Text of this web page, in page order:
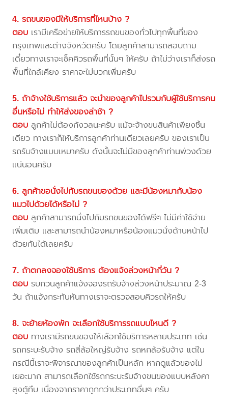
4. รถขนของมีให้บริการที่ไหนบ้าง ?
ตอบ เรามีเครือข่ายให้บริการรถขนของทั่วไปทุกพื้นที่ของ
กรุงเทพและต่างจังหวัดครับ โดยลูกค้าสามารถสอบถาม
เดี๋ยวทางเราจะเช็คคิวรถพื้นที่นั้นๆ ให้ครับ ถ้าไม่ว่างเราก็ส่งรถ
พื้นที่ใกล้เคียง ราคาจะไม่บวกเพิ่มครับ
5. ถ้าจ้างใช้บริการแล้ว จะนำของลูกค้าไปรวมกับผู้ใช้บริการคน
อื่นหรือไม่ ทำให้ส่งของล่าช้า ?
ตอบ ลูกค้าไม่ต้องกังวลนะครับ แม้จะจ้างขนสินค้าเพียงชิ้น
เดียว ทางเราก็ให้บริการลูกค้าท่านเดียวเลยครับ ของเราเป็น
รถรับจ้างแบบเหมาครับ ดังนั้นจะไม่มีของลูกค้าท่านพ่วงด้วย
แน่นอนครับ
6. ลูกค้าขอนั่งไปกับรถขนของด้วย และมีน้องหมากับน้อง
แมวไปด้วยได้หรือไม่ ?
ตอบ ลูกค้าสามารถนั่งไปกับรถขนของได้ฟรีๆ ไม่มีค่าใช้จ่าย
เพิ่มเติม และสามารถนำน้องหมาหรือน้องแมวนั่งด้านหน้าไป
ด้วยกันได้เลยครับ
7. ถ้าตกลงจองใช้บริการ ต้องแจ้งล่วงหน้ากี่วัน ?
ตอบ รบกวนลูกค้าแจ้งจองรถรับจ้างล่วงหน้าประมาณ 2-3
วัน ถ้าแจ้งกระทันหันทางเราจะตรวจสอบคิวรถให้ครับ
8. จะย้ายห้องพัก จะเลือกใช้บริการรถแบบไหนดี ?
ตอบ ทางเรามีรถขนของให้เลือกใช้บริการหลายประเภท เช่น
รถกระบะรับจ้าง รถสี่ล้อใหญ่รับจ้าง รถหกล้อรับจ้าง แต่ใน
กรณีนี้เราจะพิจารณาของลูกค้าเป็นหลัก หากดูแล้วของไม่
เยอะมาก สามารถเลือกใช้รถกระบะรับจ้างขนของแบบหลังคา
สูงตู้ทึบ เนื่องจากราคาถูกกว่าประเภทอื่นๆ ครับ